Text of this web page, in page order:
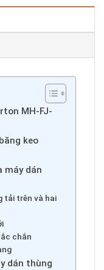
MH-FJ-
keo
máy dán
tải trên và hai
chắn
dán thùng